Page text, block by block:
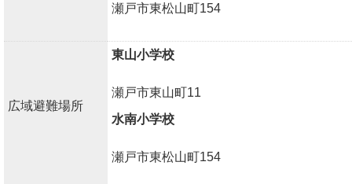
瀬戸市東松山町154
広域避難場所
東山小学校
瀬戸市東山町11
水南小学校
瀬戸市東松山町154